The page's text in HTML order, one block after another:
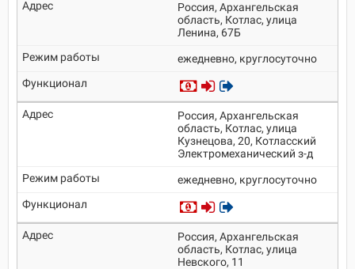
Россия, Архангельская
область, Котлас, улица
Ленина, 67Б
ежедневно, круглосуточно
Россия, Архангельская
область, Котлас, улица
Кузнецова, 20, Котласский
Электромеханический з-д
ежедневно, круглосуточно
Россия, Архангельская
область, Котлас, улица
Невского, 11